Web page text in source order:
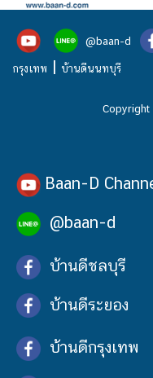
@baan-d
กรุงเทพ บ้านดีนนทบุรี
Baan-D
@baan-d
บ้านดีชลบุรี
บ้านดีระยอง
บ้านดีกรุงเทพ